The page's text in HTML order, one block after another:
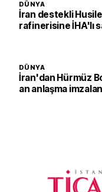
DÜNYA
İran destekli
rafinerisine İHA'lı
DÜNYA
İran'dan Hürmüz
an anlaşma